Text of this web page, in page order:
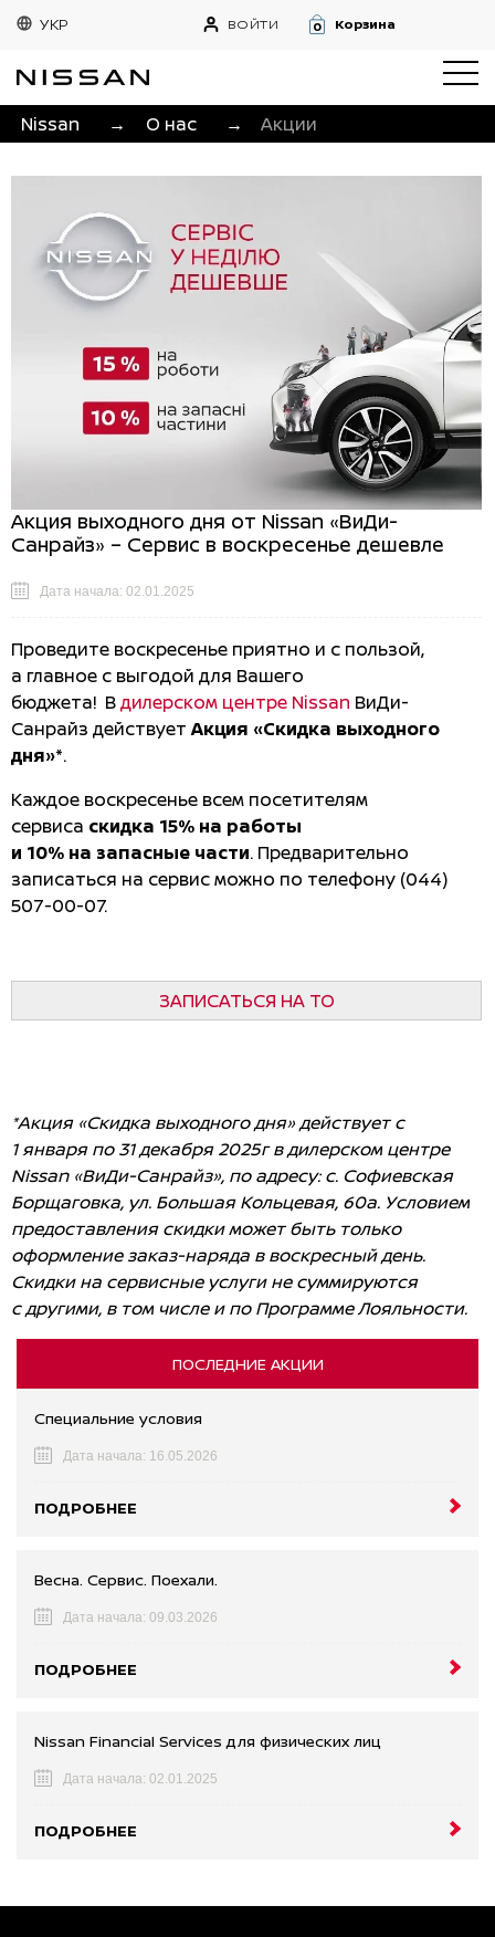
УКР ВОЙТИ 0 Корзина
Nissan → О нас → Акции
Акция выходного дня от Nissan «ВиДи-
Санрайз» – Сервис в воскресенье дешевле
Дата начала: 02.01.2025
Проведите воскресенье приятно и с пользой,
а главное с выгодой для Вашего
бюджета! Вдилерском центре Nissan ВиДи-
Санрайз действует Акция «Скидка выходного
дня»*.
Каждое воскресенье всем посетителям
сервиса скидка 15% на работы
и 10% на запасные части. Предварительно
записаться на сервис можно по телефону (044)
507-00-07.
ЗАПИСАТЬСЯ НА ТО
*Акция «Скидка выходного дня» действует с
1 января по 31 декабря 2025г в дилерском центре
Nissan «ВиДи-Санрайз», по адресу: с. Софиевская
Борщаговка, ул. Большая Кольцевая, 60а. Условием
предоставления скидки может быть только
оформление заказ-наряда в воскресный день.
Скидки на сервисные услуги не суммируются
с другими, в том числе и по Программе Лояльности.
ПОСЛЕДНИЕ АКЦИИ
Специальние условия
Дата начала: 16.05.2026
ПОДРОБНЕЕ
Весна. Сервис. Поехали.
Дата начала: 09.03.2026
ПОДРОБНЕЕ
Nissan Financial Services для физических лиц
Дата начала: 02.01.2025
ПОДРОБНЕЕ